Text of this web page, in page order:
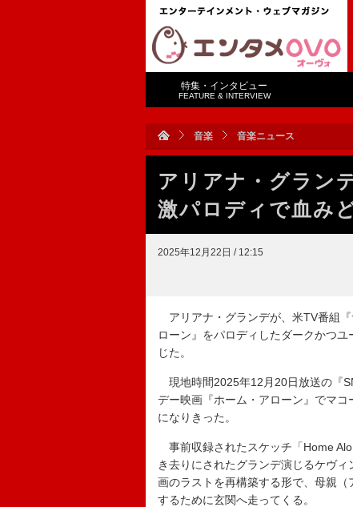
特集・インタビュー
FEATURE & INTERVIEW
音楽 音楽ニュース
アリアナ・グラン
激パロディで血み
2025年12月22日 / 12:15
アリアナ・グランデが、米TV番組
ローン』をパロディしたダークかつ
じた。
現地時間2025年12月20日放送の『
デー映画『ホーム・アローン』でマ
になりきった。
事前収録されたスケッチ「Home
き去りにされたグランデ演じるケヴ
画のラストを再構築する形で、母親
するために玄関へ走ってくる。